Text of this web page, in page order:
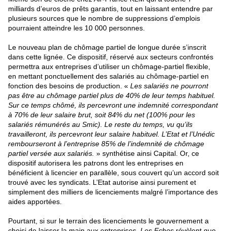
milliards d’euros de prêts garantis, tout en laissant entendre par
plusieurs sources que le nombre de suppressions d’emplois
pourraient atteindre les 10 000 personnes
Le nouveau plan de chômage partiel de longue durée s’inscrit
dans cette lignée. Ce dispositif, réservé aux secteurs confrontés
permettra aux entreprises d’utiliser un chômage-partiel flexible,
en mettant ponctuellement des salariés au chômage-partiel en
fonction des besoins de production. « Les salariés ne pourront
pas être au chômage partiel plus de 40% de leur temps habituel.
Sur ce temps chômé, ils percevront une indemnité correspondant
à 70% de leur salaire brut, soit 84% du net (100% pour les
salariés rémunérés au Smic). Le reste du temps, vu qu’ils
travailleront, ils percevront leur salaire habituel. L’Etat et l’Unédic
rembourseront à l’entreprise 85% de l’indemnité de chômage
partiel versée aux salariés. » synthétise ainsi Capital . Or, ce
dispositif autorisera les patrons dont les entreprises en
bénéficient à licencier en parallèle, sous couvert qu’un accord soit
trouvé avec les syndicats. L’Etat autorise ainsi purement et
simplement des milliers de licenciements malgré l’importance des
aides apportées.
Pourtant, si sur le terrain des licenciements le gouvernement a